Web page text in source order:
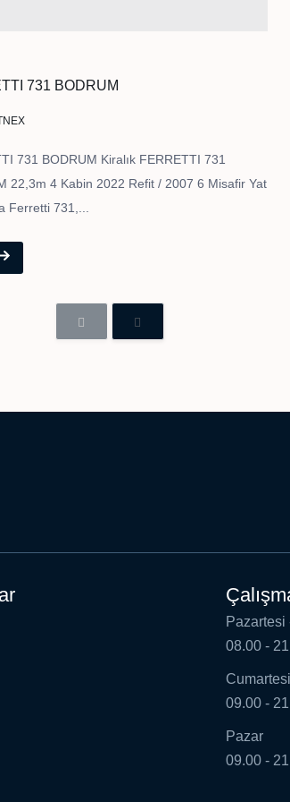
731 BODRUM
731 BODRUM Kiralık FERRETTI 731
22,3m 4 Kabin 2022 Refit / 2007 6 Misafir Yat
Ferretti 731,...
Pazartesi
08.00 -
Cumartesi
09.00 -
Pazar
09.00 -